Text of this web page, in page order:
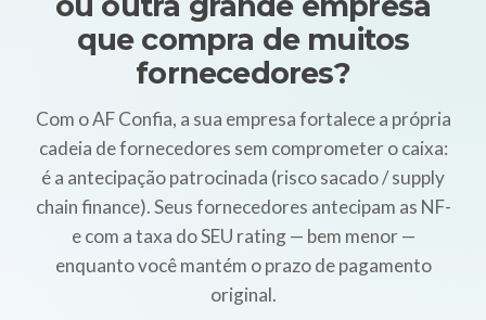
que compra de muitos
fornecedores?
Com o AF Confia, a sua empresa fortalece a própria
cadeia de fornecedores sem comprometer o caixa:
é a antecipação patrocinada (risco sacado / supply
chain finance). Seus fornecedores antecipam as NF-
e com a taxa do SEU rating — bem menor —
enquanto você mantém o prazo de pagamento
original.